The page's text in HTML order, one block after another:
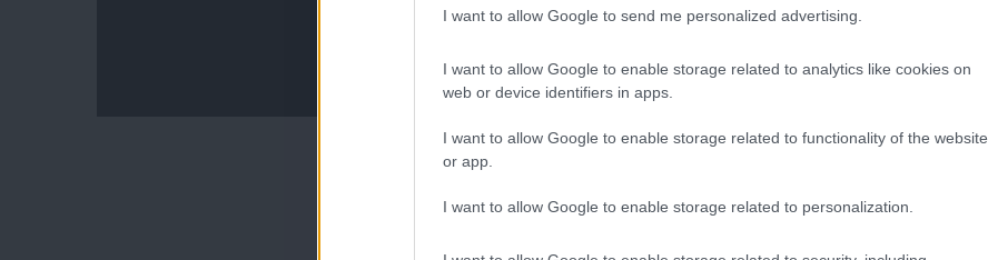
I want to allow Google to send me personalized advertising.
I want to allow Google to enable storage related to analytics like cookies on
web or device identifiers in apps.
I want to allow Google to enable storage related to functionality of the website
or app.
I want to allow Google to enable storage related to personalization.